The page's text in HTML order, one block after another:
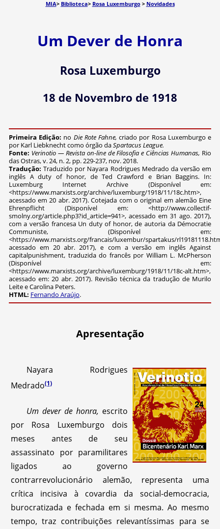
MIA> Biblioteca> Rosa Luxemburgo> Novidades
Um Dever de Honra
Rosa Luxemburgo
18 de Novembro de 1918
Primeira Edição: no Die Rote Fahne, criado por Rosa Luxemburgo e
por Karl Liebknecht como órgão daSpartacus League.
Fonte: Verinotio — Revista on-line de Filosofia e Ciências Humanas, Rio
das Ostras, v. 24, n. 2, pp. 229-237, nov. 2018.
Tradução: Traduzido por Nayara Rodrigues Medrado da versão em
inglês A duty of honor, de Ted Crawford e Brian Baggins. In:
Luxemburg Internet Archive (Disponível em:
<https://www.marxists.org/archive/luxemburg/1918/11/18c.htm>,
acessado em 20 abr. 2017). Cotejada com o original em alemão Eine
Ehrenpflicht (Disponível em: <http://www.collectif-
smolny.org/article.php3?id_article=941>, acessado em 31 ago. 2017),
com a versão francesa Un duty of honor, de autoria da Démocratie
Communiste, (Disponível em:
<https://www.marxists.org/francais/luxembur/spartakus/
acessado em 20 abr. 2017), e com a versão em inglês Against
capitalpunishment, traduzida do francês por William L. McPherson
(Disponível em:
<https://www.marxists.org/archive/luxemburg/1918/11/18c-alt.htm>,
acessado em: 20 abr. 2017). Revisão técnica da tradução de Murilo
Leite e Carolina Peters.
HTML: Fernando Araújo.
Apresentação
Nayara Rodrigues
Medrado(1)
Um dever de honra, escrito
por Rosa Luxemburgo dois
meses antes de seu
assassinato por paramilitares
ligados ao governo
contrarrevolucionário alemão, representa uma
crítica incisiva à covardia da social-democracia,
burocratizada e fechada em si mesma. Ao mesmo
tempo, traz contribuições relevantíssimas para se